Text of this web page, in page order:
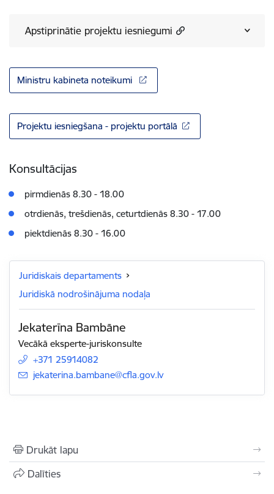
Apstiprinātie projektu iesniegumi
Ministru kabineta noteikumi
Projektu iesniegšana - projektu portālā
Konsultācijas
pirmdienās 8.30 - 18.00
otrdienās, trešdienās, ceturtdienās 8.30 - 17.00
piektdienās 8.30 - 16.00
Juridiskais departaments
Juridiskā nodrošinājuma nodaļa
Jekaterīna Bambāne
Vecākā eksperte-juriskonsulte
+371 25914082
E-pasts:
jekaterina.bambane@cfla.gov.lv
Drukāt lapu
Dalīties